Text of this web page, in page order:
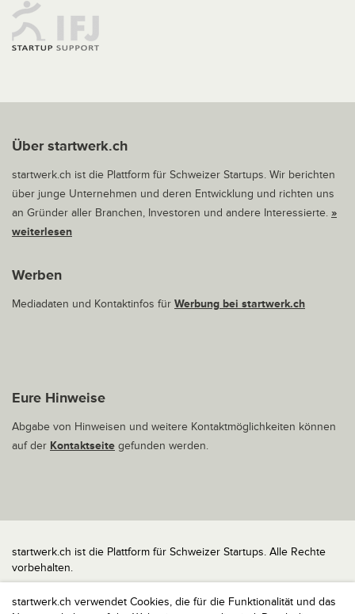
startwerk.ch verwendet Cookies, die für die Funktionalität und das
Über startwerk.ch
startwerk.ch ist die Plattform für Schweizer Startups. Wir berichten
über junge Unternehmen und deren Entwicklung und richten uns
an Gründer aller Branchen, Investoren und andere Interessierte. »
weiterlesen
Werben
Mediadaten und Kontaktinfos für Werbung bei startwerk.ch
Eure Hinweise
Abgabe von Hinweisen und weitere Kontaktmöglichkeiten können
auf der Kontaktseite gefunden werden.
startwerk.ch ist die Plattform für Schweizer Startups. Alle Rechte
vorbehalten.
Impressum